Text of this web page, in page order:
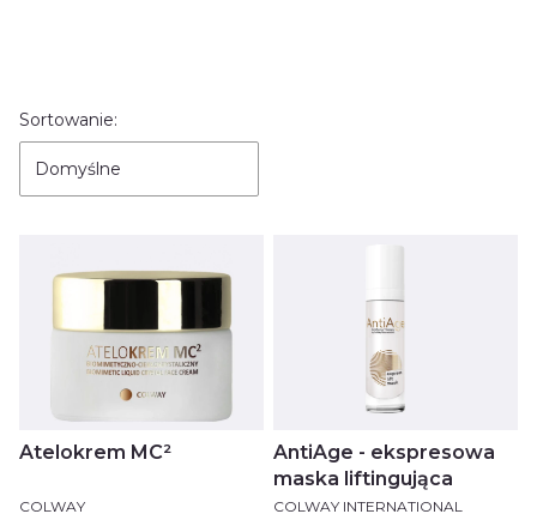
Lista produktów
Sortowanie:
Domyślne
Atelokrem MC²
PRODUCENT
COLWAY
AntiAge - ekspresowa
maska liftingująca
PRODUCENT
COLWAY INTERNATIONAL